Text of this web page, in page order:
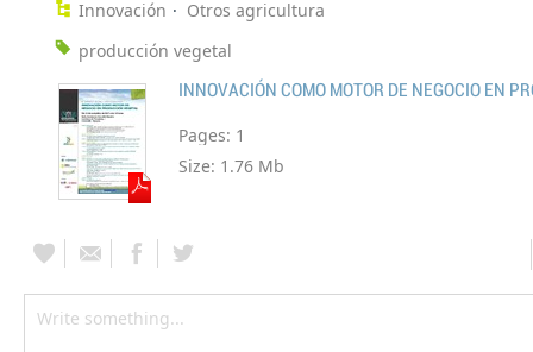
Innovación
Otros agricultura
producción vegetal
Pages: 1
Size: 1.76 Mb